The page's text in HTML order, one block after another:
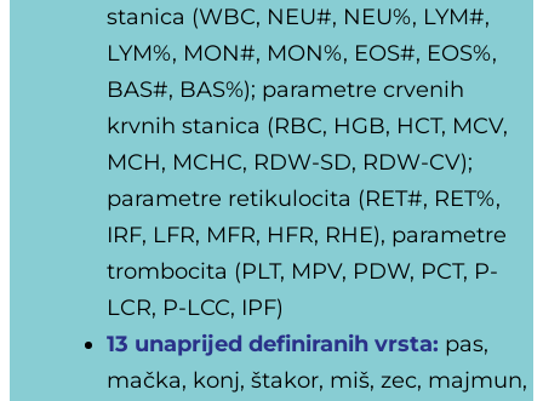
stanica (WBC, NEU#, NEU%, LYM#,
LYM%, MON#, MON%, EOS#, EOS%,
BAS#, BAS%); parametre crvenih
krvnih stanica (RBC, HGB, HCT, MCV,
MCH, MCHC, RDW-SD, RDW-CV);
parametre retikulocita (RET#, RET%,
IRF, LFR, MFR, HFR, RHE), parametre
trombocita (PLT, MPV, PDW, PCT, P-
LCR, P-LCC, IPF)
13 unaprijed definiranih vrsta: pas,
mačka, konj, štakor, miš, zec, majmun,